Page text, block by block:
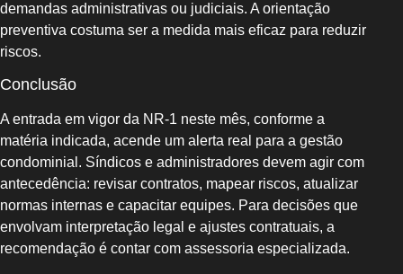
demandas administrativas ou judiciais. A orientação
preventiva costuma ser a medida mais eficaz para reduzir
riscos.
Conclusão
A entrada em vigor da NR-1 neste mês, conforme a
matéria indicada, acende um alerta real para a gestão
condominial. Síndicos e administradores devem agir com
antecedência: revisar contratos, mapear riscos, atualizar
normas internas e capacitar equipes. Para decisões que
envolvam interpretação legal e ajustes contratuais, a
recomendação é contar com assessoria especializada.